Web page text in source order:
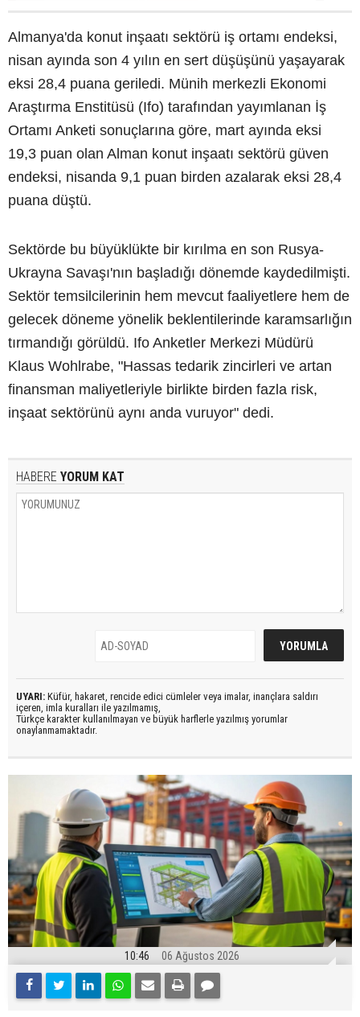
Almanya'da konut inşaatı sektörü iş ortamı endeksi,
nisan ayında son 4 yılın en sert düşüşünü yaşayarak
eksi 28,4 puana geriledi. Münih merkezli Ekonomi
Araştırma Enstitüsü (Ifo) tarafından yayımlanan İş
Ortamı Anketi sonuçlarına göre, mart ayında eksi
19,3 puan olan Alman konut inşaatı sektörü güven
endeksi, nisanda 9,1 puan birden azalarak eksi 28,4
puana düştü.
Sektörde bu büyüklükte bir kırılma en son Rusya-
Ukrayna Savaşı'nın başladığı dönemde kaydedilmişti.
Sektör temsilcilerinin hem mevcut faaliyetlere hem de
gelecek döneme yönelik beklentilerinde karamsarlığın
tırmandığı görüldü. Ifo Anketler Merkezi Müdürü
Klaus Wohlrabe, "Hassas tedarik zincirleri ve artan
finansman maliyetleriyle birlikte birden fazla risk,
inşaat sektörünü aynı anda vuruyor" dedi.
HABERE YORUM KAT
UYARI: Küfür, hakaret, rencide edici cümleler veya imalar, inançlara saldırı
içeren, imla kuralları ile yazılmamış,
Türkçe karakter kullanılmayan ve büyük harflerle yazılmış yorumlar
onaylanmamaktadır.
10:46 06 Ağustos 2026